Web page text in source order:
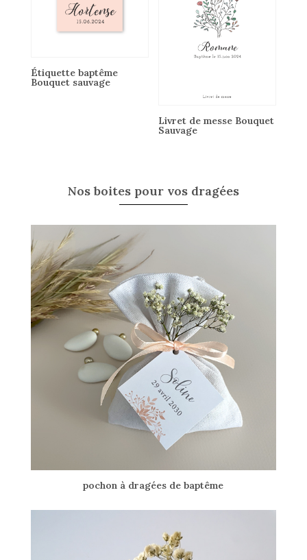
Étiquette baptême
Bouquet sauvage
Livret de messe Bouquet
Sauvage
Nos boites pour vos dragées
pochon à dragées de baptême